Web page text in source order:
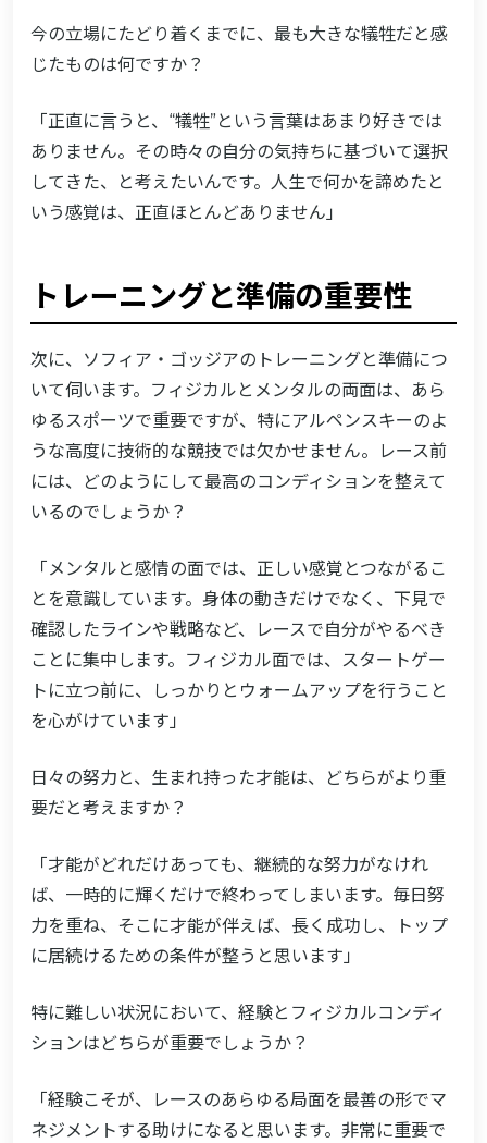
今の立場にたどり着くまでに、最も大きな犠牲だと感
じたものは何ですか？
「正直に言うと、“犠牲”という言葉はあまり好きでは
ありません。その時々の自分の気持ちに基づいて選択
してきた、と考えたいんです。人生で何かを諦めたと
いう感覚は、正直ほとんどありません」
トレーニングと準備の重要性
次に、ソフィア・ゴッジアのトレーニングと準備につ
いて伺います。フィジカルとメンタルの両面は、あら
ゆるスポーツで重要ですが、特にアルペンスキーのよ
うな高度に技術的な競技では欠かせません。レース前
には、どのようにして最高のコンディションを整えて
いるのでしょうか？
「メンタルと感情の面では、正しい感覚とつながるこ
とを意識しています。身体の動きだけでなく、下見で
確認したラインや戦略など、レースで自分がやるべき
ことに集中します。フィジカル面では、スタートゲー
トに立つ前に、しっかりとウォームアップを行うこと
を心がけています」
日々の努力と、生まれ持った才能は、どちらがより重
要だと考えますか？
「才能がどれだけあっても、継続的な努力がなけれ
ば、一時的に輝くだけで終わってしまいます。毎日努
力を重ね、そこに才能が伴えば、長く成功し、トップ
に居続けるための条件が整うと思います」
特に難しい状況において、経験とフィジカルコンディ
ションはどちらが重要でしょうか？
「経験こそが、レースのあらゆる局面を最善の形でマ
ネジメントする助けになると思います。非常に重要で